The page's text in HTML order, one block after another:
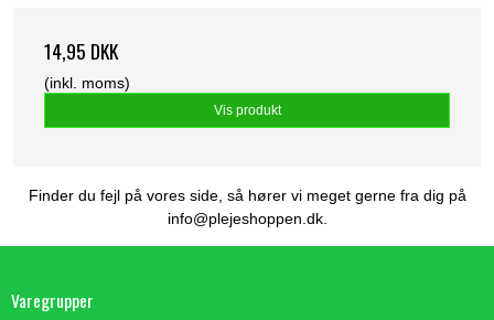
14,95 DKK
(inkl. moms)
Vis produkt
Finder du fejl på vores side, så hører vi meget gerne fra dig på
info@plejeshoppen.dk.
Varegrupper